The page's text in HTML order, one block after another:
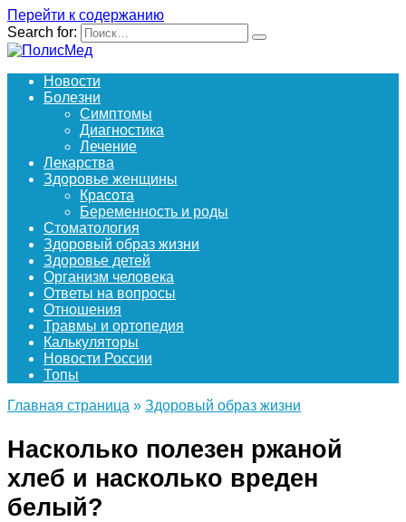
Перейти к содержанию
Search for:
Новости
Болезни
Симптомы
Диагностика
Лечение
Лекарства
Здоровье женщины
Красота
Беременность и роды
Стоматология
Здоровый образ жизни
Здоровье детей
Организм человека
Ответы на вопросы
Отношения
Травмы и ортопедия
Калькуляторы
Новости России
Топы
Главная страница » Здоровый образ жизни
Насколько полезен ржаной
хлеб и насколько вреден
белый?